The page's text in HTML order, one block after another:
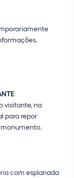
visitante, na
para repor
monumento.
com esplanada